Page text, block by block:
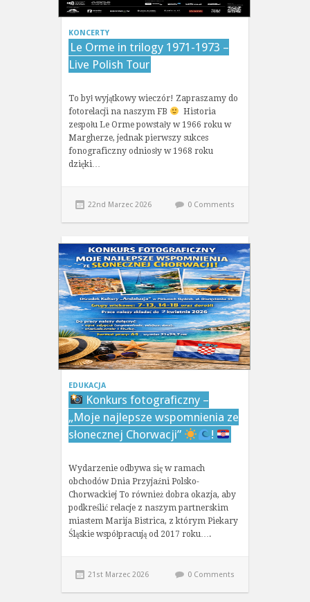
KONCERTY
Le Orme in trilogy 1971-1973 –
Live Polish Tour
To był wyjątkowy wieczór! Zapraszamy do
fotorelacji na naszym FB
Historia
zespołu Le Orme powstały w 1966 roku w
Margherze, jednak pierwszy sukces
fonograficzny odniosły w 1968 roku
dzięki…
22nd Marzec 2026 0 Comments
EDUKACJA
Konkurs fotograficzny –
„Moje najlepsze wspomnienia ze
słonecznej Chorwacji”
!
Wydarzenie odbywa się w ramach
obchodów Dnia Przyjaźni Polsko-
Chorwackiej To również dobra okazja, aby
podkreślić relacje z naszym partnerskim
miastem Marija Bistrica, z którym Piekary
Śląskie współpracują od 2017 roku….
21st Marzec 2026 0 Comments